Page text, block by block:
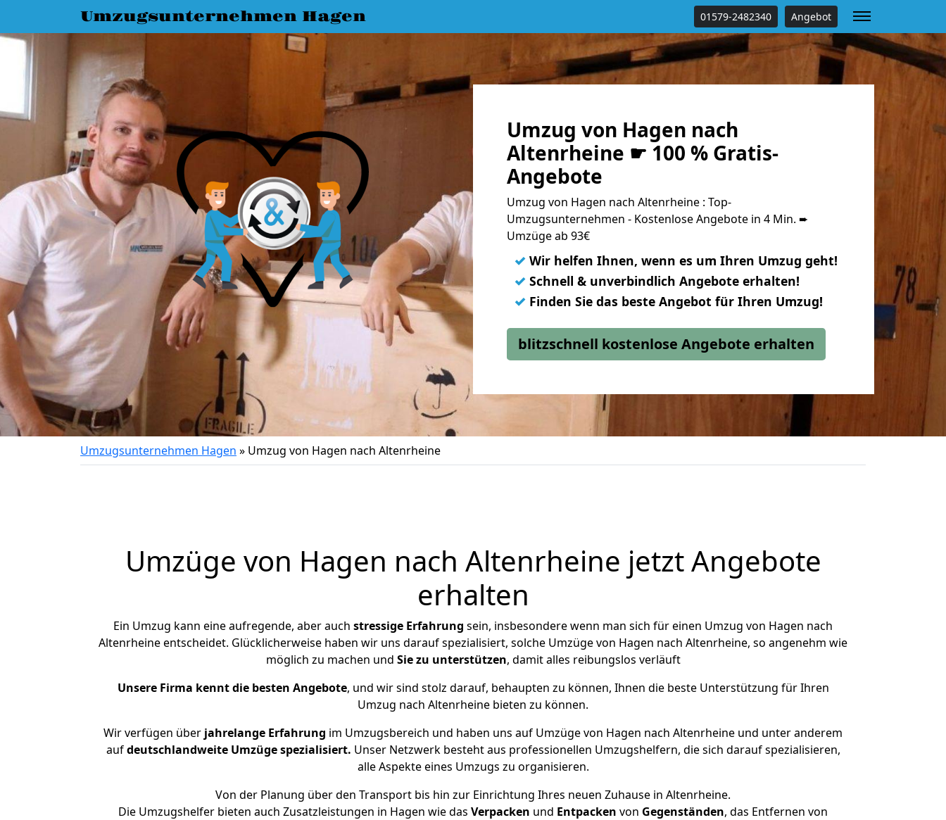
Umzugsunternehmen Hagen 01579-2482340 Angebot
Umzug von Hagen nach
Altenrheine ☛ 100 % Gratis-
Angebote
Umzug von Hagen nach Altenrheine : Top-
Umzugsunternehmen - Kostenlose Angebote in 4 Min. ➨
Umzüge ab 93€
✓ Wir helfen Ihnen, wenn es um Ihren Umzug geht!
✓ Schnell & unverbindlich Angebote erhalten!
✓ Finden Sie das beste Angebot für Ihren Umzug!
blitzschnell kostenlose Angebote erhalten
Umzugsunternehmen Hagen » Umzug von Hagen nach Altenrheine
Umzüge von Hagen nach Altenrheine jetzt Angebote
erhalten
Ein Umzug kann eine aufregende, aber auch stressige Erfahrung sein, insbesondere wenn man sich für einen Umzug von Hagen nach
Altenrheine entscheidet. Glücklicherweise haben wir uns darauf spezialisiert, solche Umzüge von Hagen nach Altenrheine, so angenehm wie
möglich zu machen und Sie zu unterstützen, damit alles reibungslos verläuft
Unsere Firma kennt die besten Angebote, und wir sind stolz darauf, behaupten zu können, Ihnen die beste Unterstützung für Ihren
Umzug nach Altenrheine bieten zu können.
Wir verfügen über jahrelange Erfahrung im Umzugsbereich und haben uns auf Umzüge von Hagen nach Altenrheine und unter anderem
aufdeutschlandweite Umzüge spezialisiert. Unser Netzwerk besteht aus professionellen Umzugshelfern, die sich darauf spezialisieren,
alle Aspekte eines Umzugs zu organisieren.
Von der Planung über den Transport bis hin zur Einrichtung Ihres neuen Zuhause in Altenrheine.
Die Umzugshelfer bieten auch Zusatzleistungen in Hagen wie das Verpacken und Entpacken von Gegenständen, das Entfernen von